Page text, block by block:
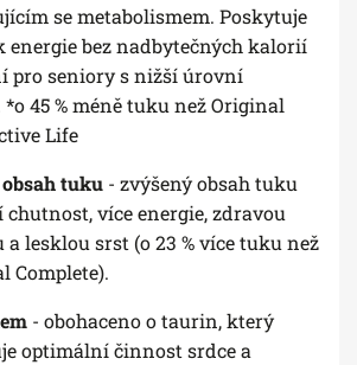
se metabolismem. Poskytuje
energie bez nadbytečných kalorií
pro seniory s nižší úrovní
45 % méně tuku než Original
Life
tuku - zvýšený obsah tuku
chutnost, více energie, zdravou
a lesklou srst (o 23 % více tuku než
Complete).
- obohaceno o taurin, který
optimální činnost srdce a